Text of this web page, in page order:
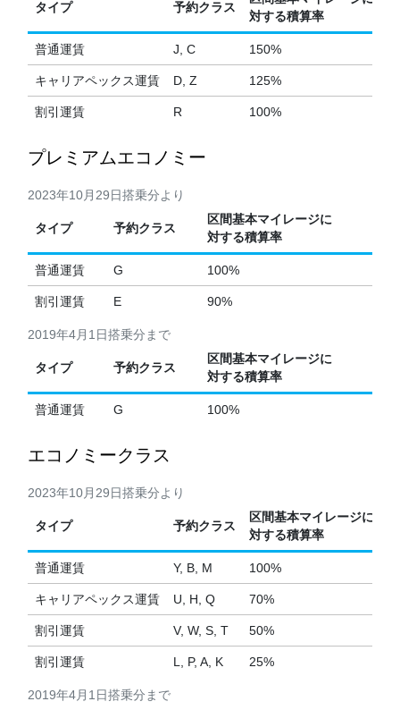
タイプ 予約クラス
対する積算率
普通運賃 J, C 150%
キャリアペックス運賃 D, Z 125%
割引運賃 R 100%
プレミアムエコノミー
2023年10月29日搭乗分より
タイプ 予約クラス
区間基本マイレージに
対する積算率
普通運賃 G 100%
割引運賃 E 90%
2019年4月1日搭乗分まで
タイプ 予約クラス
区間基本マイレージに
対する積算率
普通運賃 G 100%
エコノミークラス
2023年10月29日搭乗分より
タイプ 予約クラス
区間基本マイレージに
対する積算率
普通運賃 Y, B, M 100%
キャリアペックス運賃 U, H, Q 70%
割引運賃 V, W, S, T 50%
割引運賃 L, P, A, K 25%
2019年4月1日搭乗分まで